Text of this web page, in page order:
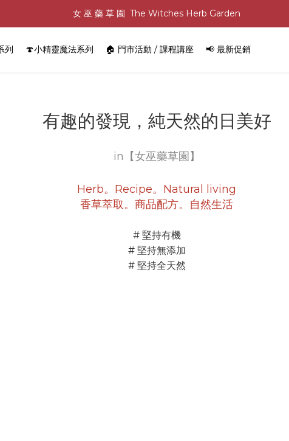
女 巫 藥 草 園  The Witches Herb Garden
列 🍄小精靈魔法系列 🏠 門市活動 / 課程講座 📢 最新促銷
有趣的發現，純天然的日美好
in【女巫藥草園】
Herb。Recipe。Natural living
香草萃取。商品配方。自然生活
# 堅持有機
# 堅持無添加
# 堅持全天然